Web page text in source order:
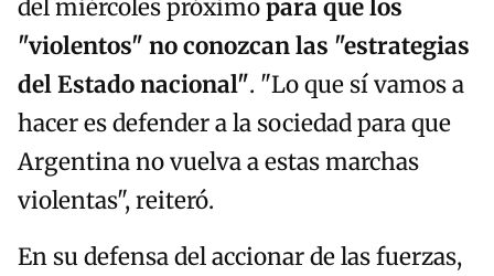
del miércoles próximopara que los
"violentos" no conozcan las "estrategias
del Estado nacional". "Lo que sí vamos a
hacer es defender a la sociedad para que
Argentina no vuelva a estas marchas
violentas", reiteró.
En su defensa del accionar de las fuerzas,